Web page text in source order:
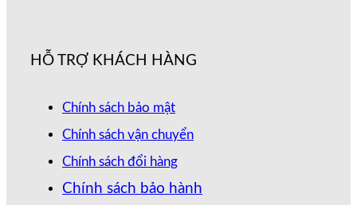
HỖ TRỢ KHÁCH HÀNG
Chính sách bảo mật
Chính sách vận chuyển
Chính sách đổi hàng
Chính sách bảo hành